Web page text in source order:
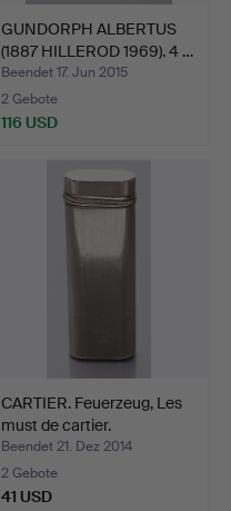
GUNDORPH ALBERTUS
(1887 HILLEROD 1969). 4 …
Beendet 17. Jun 2015
2 Gebote
116 USD
CARTIER. Feuerzeug, Les
must de cartier.
Beendet 21. Dez 2014
2 Gebote
41 USD